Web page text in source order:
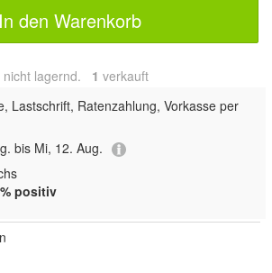
In den Warenkorb
nicht lagernd. 1 verkauft
Lastschrift, Ratenzahlung, Vorkasse per
bis Mi, 12. Aug.
positiv